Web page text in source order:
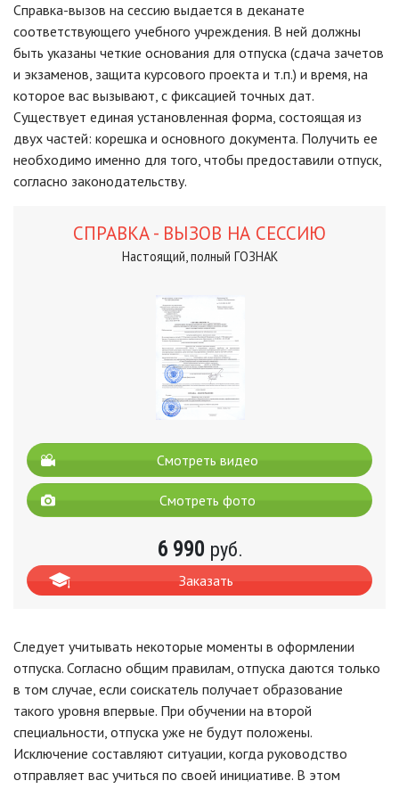
Справка-вызов на сессию выдается в деканате
соответствующего учебного учреждения. В ней должны
быть указаны четкие основания для отпуска (сдача зачетов
и экзаменов, защита курсового проекта и т.п.) и время, на
которое вас вызывают, с фиксацией точных дат.
Существует единая установленная форма, состоящая из
двух частей: корешка и основного документа. Получить ее
необходимо именно для того, чтобы предоставили отпуск,
согласно законодательству.
СПРАВКА - ВЫЗОВ НА СЕССИЮ
Настоящий, полный ГОЗНАК
Смотреть видео
Смотреть фото
6 990 руб.
Заказать
Следует учитывать некоторые моменты в оформлении
отпуска. Согласно общим правилам, отпуска даются только
в том случае, если соискатель получает образование
такого уровня впервые. При обучении на второй
специальности, отпуска уже не будут положены.
Исключение составляют ситуации, когда руководство
отправляет вас учиться по своей инициативе. В этом